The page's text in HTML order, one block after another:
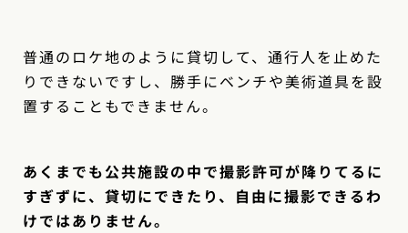
普通のロケ地のように貸切して、通行人を止めた
りできないですし、勝手にベンチや美術道具を設
置することもできません。
あくまでも公共施設の中で撮影許可が降りてるに
すぎずに、貸切にできたり、自由に撮影できるわ
けではありません。